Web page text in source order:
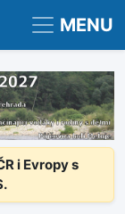
MENU
i Evropy s